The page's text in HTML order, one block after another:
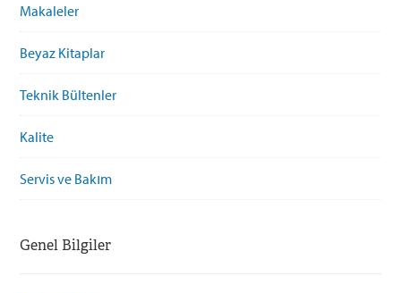
Makaleler
Beyaz Kitaplar
Teknik Bültenler
Kalite
Servis ve Bakım
Genel Bilgiler